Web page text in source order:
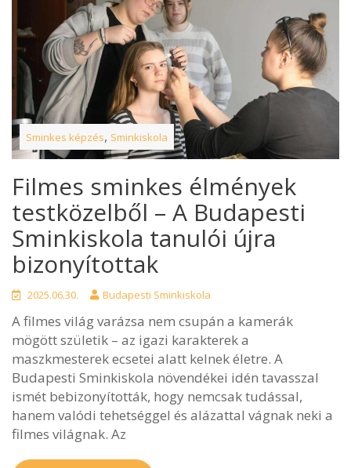
Sminkes képzés, Sminkiskola
Filmes sminkes élmények
testközelből – A Budapesti
Sminkiskola tanulói újra
bizonyítottak
2025.06.30. Budapesti Sminkiskola
A filmes világ varázsa nem csupán a kamerák
mögött születik – az igazi karakterek a
maszkmesterek ecsetei alatt kelnek életre. A
Budapesti Sminkiskola növendékei idén tavasszal
ismét bebizonyították, hogy nemcsak tudással,
hanem valódi tehetséggel és alázattal vágnak neki a
filmes világnak. Az